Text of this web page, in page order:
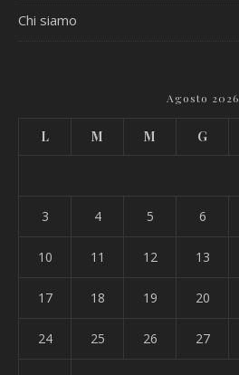
Chi siamo
Agosto 2026
L M M G
3 4 5 6
10 11 12 13
17 18 19 20
24 25 26 27